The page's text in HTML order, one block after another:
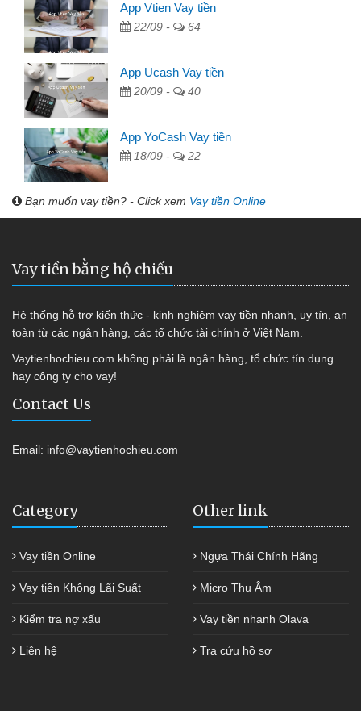
App Vtien Vay tiền
22/09 - 64
App Ucash Vay tiền
20/09 - 40
App YoCash Vay tiền
18/09 - 22
Bạn muốn vay tiền? - Click xem Vay tiền Online
Vay tiền bằng hộ chiếu
Hệ thống hỗ trợ kiến thức - kinh nghiệm vay tiền nhanh, uy tín, an
toàn từ các ngân hàng, các tổ chức tài chính ở Việt Nam.
Vaytienhochieu.com không phải là ngân hàng, tổ chức tín dụng
hay công ty cho vay!
Contact Us
Email: info@vaytienhochieu.com
Category
Vay tiền Online
Vay tiền Không Lãi Suất
Kiểm tra nợ xấu
Liên hệ
Other link
Ngựa Thái Chính Hãng
Micro Thu Âm
Vay tiền nhanh Olava
Tra cứu hồ sơ